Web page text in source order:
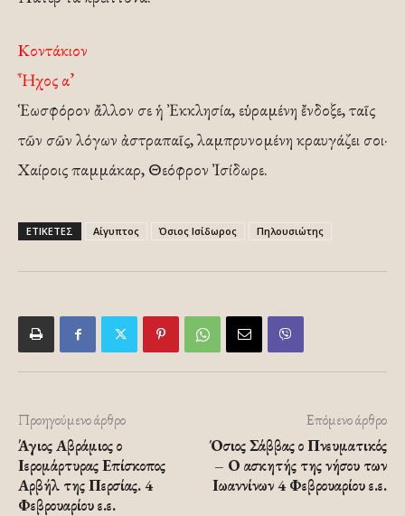
Κοντάκιον
Ἦχος α’
Ἑωσφόρον ἄλλον σε ἡ Ἐκκλησία, εὑραμένη ἔνδοξε, ταῖς
τῶν σῶν λόγων ἀστραπαῖς, λαμπρυνομένη κραυγάζει σοι·
Χαίροις παμμάκαρ, Θεόφρον Ἰσίδωρε.
ΕΤΙΚΕΤΕΣ Αίγυπτος Όσιος Ισίδωρος Πηλουσιώτης
Προηγούμενο άρθρο
Άγιος Αβράμιος ο
Ιερομάρτυρας Επίσκοπος
Αρβήλ της Περσίας. 4
Φεβρουαρίου ε.ε.
Επόμενο άρθρο
Όσιος Σάββας ο Πνευματικός
– Ο ασκητής της νήσου των
Ιωαννίνων 4 Φεβρουαρίου ε.ε.